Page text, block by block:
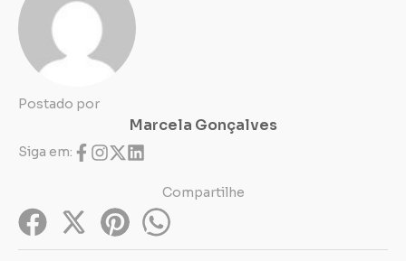
Postado por
Marcela Gonçalves
Siga em:
Compartilhe